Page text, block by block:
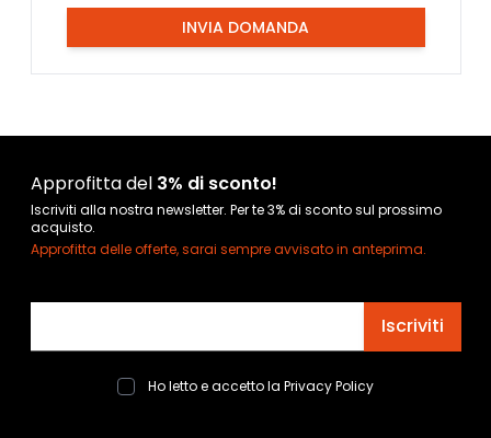
INVIA DOMANDA
Approfitta del 3% di sconto!
Iscriviti alla nostra newsletter. Per te 3% di sconto sul prossimo
acquisto.
Approfitta delle offerte, sarai sempre avvisato in anteprima.
Iscriviti
Ho letto e accetto la Privacy Policy